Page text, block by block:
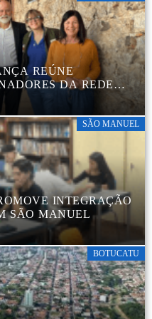
REÚNE
DA REDE
SÃO MANUEL
INTEGRAÇÃO
SÃO MANUEL
BOTUCATU